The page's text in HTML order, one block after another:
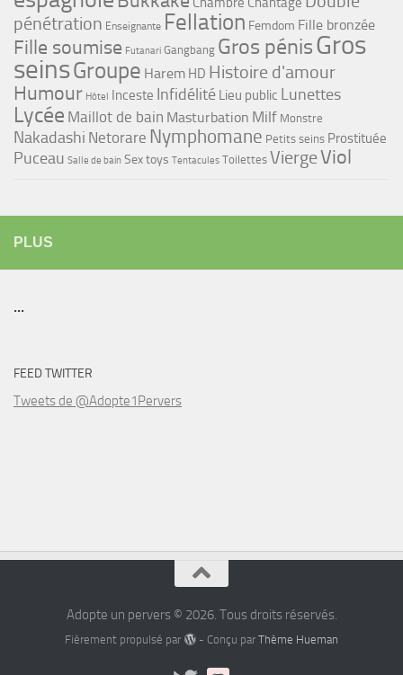
pénétration Enseignante Fellation Femdom Fille bronzée
Fille soumise Futanari Gangbang Gros pénisGros
seinsGroupe Harem HD Histoire d'amour
Humour Hôtel Inceste Infidélité Lieu public Lunettes
Lycée Maillot de bain Masturbation Milf Monstre
Nakadashi Netorare Nymphomane Petits seins Prostituée
Puceau Salle de bain Sex toys Tentacules Toilettes ViergeViol
PLUS
...
FEED TWITTER
Tweets de @Adopte1Pervers
Adopte un pervers © 2026. Tous droits réservés.
Fièrement propulsé par - Conçu par Thème Hueman